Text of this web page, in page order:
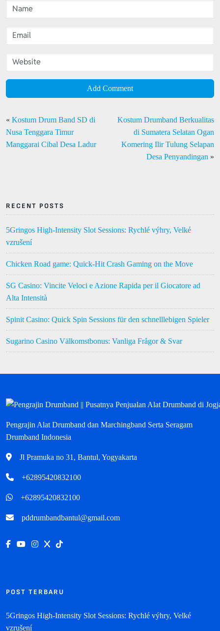
Add Comment
« Kostum Drum Band SD di
Nusa Tenggara Timur
Manggarai Cibal Desa Ladur
Kostum Drumband Berkualitas
di Sumatera Selatan Ogan
Komering Ilir Tulung Selapan
Desa Penyandingan »
RECENT POSTS
5Gringos High‑Intensity Slot Sessions: Rychlé výhry, Velké
vzrušení
Chicken Road game: Quick‑Hit Crash Gaming on the Move
SG Casino: Vincite Veloci e Azione Rapida per il Giocatore ad
Alta Intensità
Spinit Casino: Quick Spin Sessions für den schnelllebigen Spieler
Sugarino Casino Välkomstbonus: Vanliga Frågor & Svar
Pengrajin Alat Drumband dan Marchingband Serta Seragam
Drumband Indonesia
Jl Pramuka no 31, Bantul, Yogyakarta
+62895420832100
+62895420832100
pddrumbandbantul@gmail.com
POST TERBARU
5Gringos High‑Intensity Slot Sessions: Rychlé výhry, Velké
vzrušení